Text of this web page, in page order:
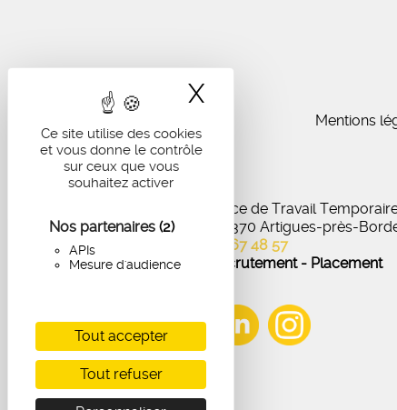
Ce site utilise des cookies
et vous donne le contrôle
sur ceux que vous
souhaitez activer
Nos partenaires (2)
APIs
Mesure d'audience
Tout accepter
Tout refuser
X
Mentions
IA Recrutement - Agence de Travail
27 Avenue de Virecourt, 33370 Artigues-près-
05 56 67 48 57
Offres d'emploi - Recrutement - Placement